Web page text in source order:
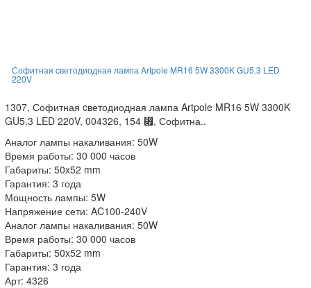
Софитная cветодиодная лампа Artpole MR16 5W 3300K GU5.3 LED
220V
1307, Софитная cветодиодная лампа Artpole MR16 5W 3300K
GU5.3 LED 220V, 004326, 154 ⃏, Софитна..
Аналог лампы накаливания: 50W
Время работы: 30 000 часов
Габариты: 50x52 mm
Гарантия: 3 года
Мощность лампы: 5W
Напряжение сети: AC100-240V
Аналог лампы накаливания: 50W
Время работы: 30 000 часов
Габариты: 50x52 mm
Гарантия: 3 года
Арт: 4326